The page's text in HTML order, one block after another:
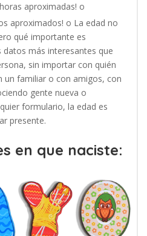
horas aproximadas! o
aproximados! o La edad no
qué importante es
más interesantes que
sin importar con quién
un familiar o con amigos, con
gente nueva o
formulario, la edad es
presente.
en que naciste: